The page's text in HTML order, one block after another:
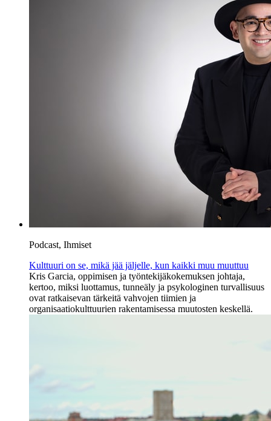
Podcast, Ihmiset
Kulttuuri on se, mikä jää jäljelle, kun kaikki muu muuttuu
Kris Garcia, oppimisen ja työntekijäkokemuksen johtaja,
kertoo, miksi luottamus, tunneäly ja psykologinen turvallisuus
ovat ratkaisevan tärkeitä vahvojen tiimien ja
organisaatiokulttuurien rakentamisessa muutosten keskellä.